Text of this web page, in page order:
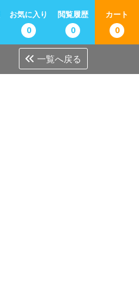
お気に入り
0
閲覧履歴
0
カート
0
一覧へ戻る